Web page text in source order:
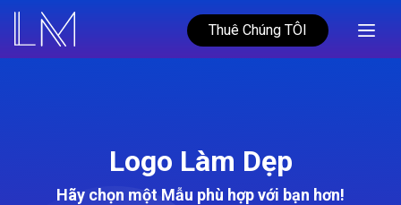
Thuê Chúng TÔI
Logo Làm Dẹp
Hãy chọn một Mẫu phù hợp với bạn hơn!